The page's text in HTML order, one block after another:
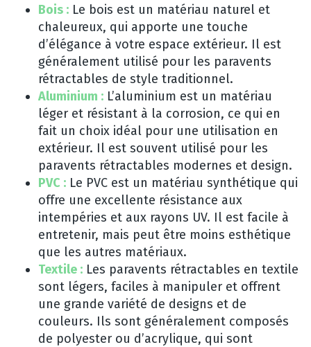
Bois : Le bois est un matériau naturel et
chaleureux, qui apporte une touche
d’élégance à votre espace extérieur. Il est
généralement utilisé pour les paravents
rétractables de style traditionnel.
Aluminium : L’aluminium est un matériau
léger et résistant à la corrosion, ce qui en
fait un choix idéal pour une utilisation en
extérieur. Il est souvent utilisé pour les
paravents rétractables modernes et design.
PVC : Le PVC est un matériau synthétique qui
offre une excellente résistance aux
intempéries et aux rayons UV. Il est facile à
entretenir, mais peut être moins esthétique
que les autres matériaux.
Textile : Les paravents rétractables en textile
sont légers, faciles à manipuler et offrent
une grande variété de designs et de
couleurs. Ils sont généralement composés
de polyester ou d’acrylique, qui sont